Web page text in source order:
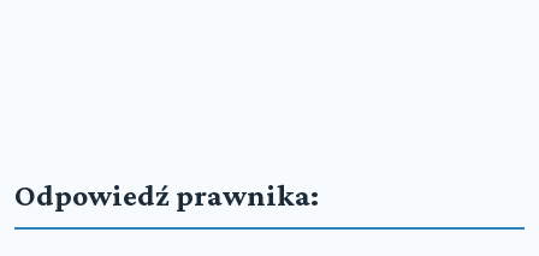
Odpowiedź prawnika: